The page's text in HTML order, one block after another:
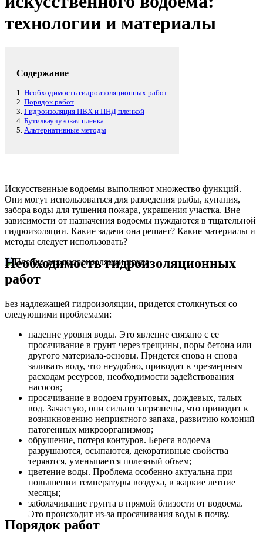
технологии и материалы
Содержание
1. Необходимость гидроизоляционных работ
2. Порядок работ
3. Гидроизоляция ПВХ и ПНД пленкой
4. Бутилкаучуковая пленка
5. Альтернативные методы
Искусственные водоемы выполняют множество функций.
Они могут использоваться для разведения рыбы, купания,
забора воды для тушения пожара, украшения участка. Вне
зависимости от назначения водоемы нуждаются в тщательной
гидроизоляции. Какие задачи она решает? Какие материалы и
методы следует использовать?
Необходимость гидроизоляционных
работ
Без надлежащей гидроизоляции, придется столкнуться со
следующими проблемами:
падение уровня воды. Это явление связано с ее
просачивание в грунт через трещины, поры бетона или
другого материала-основы. Придется снова и снова
заливать воду, что неудобно, приводит к чрезмерным
расходам ресурсов, необходимости задействования
насосов;
просачивание в водоем грунтовых, дождевых, талых
вод. Зачастую, они сильно загрязнены, что приводит к
возникновению неприятного запаха, развитию колоний
патогенных микроорганизмов;
обрушение, потеря контуров. Берега водоема
разрушаются, осыпаются, декоративные свойства
теряются, уменьшается полезный объем;
цветение воды. Проблема особенно актуальна при
повышении температуры воздуха, в жаркие летние
месяцы;
заболачивание грунта в прямой близости от водоема.
Это происходит из-за просачивания воды в почву.
Порядок работ